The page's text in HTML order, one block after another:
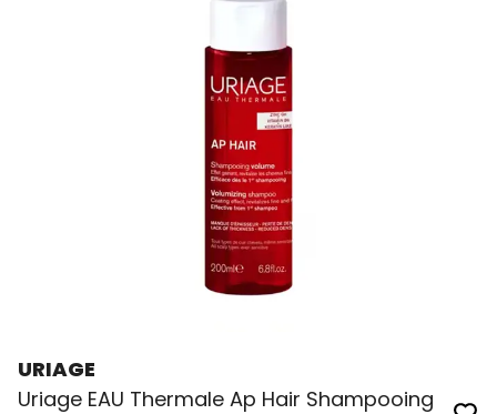
URIAGE
Uriage EAU Thermale Ap Hair Shampooing